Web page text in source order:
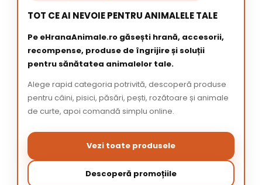
TOT CE AI NEVOIE PENTRU ANIMALELE TALE
Pe eHranaAnimale.ro găsești hrană, accesorii,
recompense, produse de îngrijire și soluții
pentru sănătatea animalelor tale.
Alege rapid categoria potrivită, descoperă produse
pentru câini, pisici, păsări, pești, rozătoare și animale
de curte, apoi comandă simplu online.
Vezi toate produsele
Descoperă promoțiile